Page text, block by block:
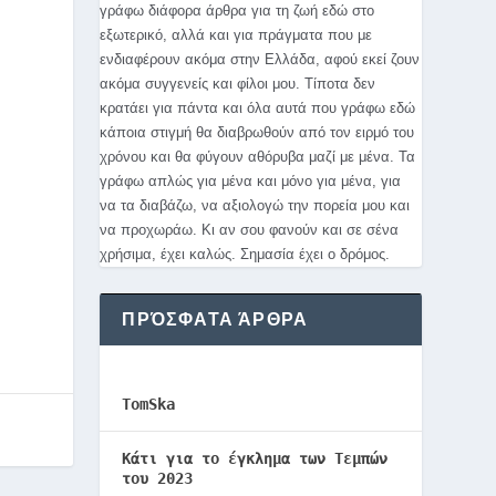
γράφω διάφορα άρθρα για τη ζωή εδώ στο
εξωτερικό, αλλά και για πράγματα που με
ενδιαφέρουν ακόμα στην Ελλάδα, αφού εκεί ζουν
ακόμα συγγενείς και φίλοι μου. Τίποτα δεν
κρατάει για πάντα και όλα αυτά που γράφω εδώ
κάποια στιγμή θα διαβρωθούν από τον ειρμό του
χρόνου και θα φύγουν αθόρυβα μαζί με μένα. Τα
γράφω απλώς για μένα και μόνο για μένα, για
να τα διαβάζω, να αξιολογώ την πορεία μου και
να προχωράω. Κι αν σου φανούν και σε σένα
χρήσιμα, έχει καλώς. Σημασία έχει ο δρόμος.
ΠΡΌΣΦΑΤΑ ΆΡΘΡΑ
TomSka
Κάτι για το έγκλημα των Τεμπών
του 2023